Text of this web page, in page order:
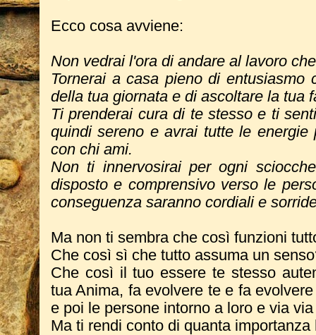
Ecco cosa avviene:
Non vedrai l'ora di andare al lavoro
Tornerai a casa pieno di entusiasmo
della tua giornata e di ascoltare la tua
Ti prenderai cura di te stesso e ti
quindi sereno e avrai tutte le energie
con chi ami.
Non ti innervosirai per ogni
disposto e comprensivo verso le
conseguenza saranno cordiali e
Ma non ti sembra che così funzioni
Che così sì che tutto assuma un
Che così il tuo essere te stesso
tua Anima, fa evolvere te e fa
e poi le persone intorno a loro e via via
Ma ti rendi conto di quanta importanza